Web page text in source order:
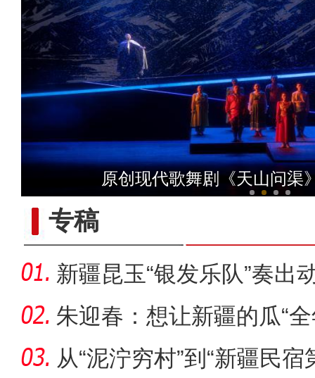
侨乡故事 | 哈班拜的
原创现代歌舞剧《天山问渠
专稿
新疆昆玉“银发乐队”奏出
朱迎春：想让新疆的瓜“
从“泥泞穷村”到“新疆民